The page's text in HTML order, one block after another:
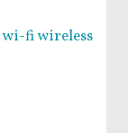
wi-fiwireless